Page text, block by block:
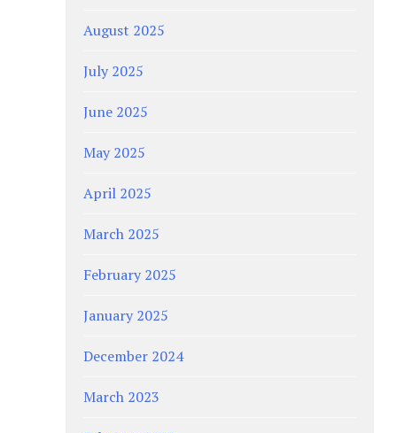
August 2025
July 2025
June 2025
May 2025
April 2025
March 2025
February 2025
January 2025
December 2024
March 2023